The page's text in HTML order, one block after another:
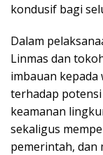
kondusif bagi
Dalam
Linmas dan
imbauan kepada
terhadap
keamanan
sekaligus
pemerintah, dan